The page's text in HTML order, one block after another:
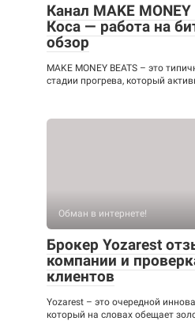
Канал MAKE
Коса — работа на
обзор
MAKE MONEY BEATS – это
стадии прогрева, который
Обман в интернете!
Брокер Yozarest
компании и
клиентов
Yozarest – это очередной
который на словах обещает